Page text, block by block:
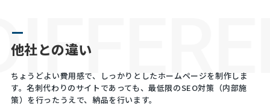
他社との違い
ちょうどよい費用感で、しっかりとしたホームページを制作しま
す。名刺代わりのサイトであっても、最低限のSEO対策（内部施
策）を行ったうえで、納品を行います。